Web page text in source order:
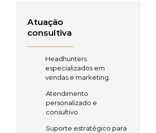
Atuação
consultiva
Headhunters
especializados em
vendas e marketing.
Atendimento
personalizado e
consultivo.
Suporte estratégico para